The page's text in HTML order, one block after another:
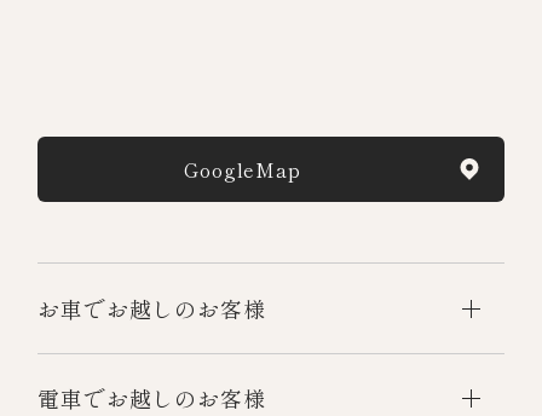
GoogleMap
お車でお越しのお客様
電車でお越しのお客様